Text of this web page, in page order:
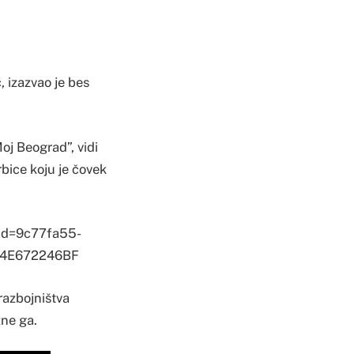
izazvao je bes
Beograd”, vidi
koju je čovek
ga.